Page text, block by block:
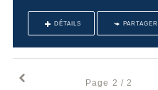
DÉTAILS PARTAGER
Page 2 / 2